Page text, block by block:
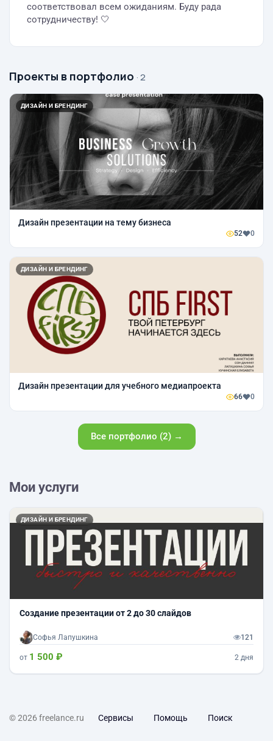
соответствовал всем ожиданиям. Буду рада
сотрудничеству! 🤍
Проекты в портфолио · 2
ДИЗАЙН И БРЕНДИНГ
Дизайн презентации на тему бизнеса
52 0
ДИЗАЙН И БРЕНДИНГ
Дизайн презентации для учебного медиапроекта
66 0
Все портфолио (2) →
Мои услуги
ДИЗАЙН И БРЕНДИНГ
Создание презентации от 2 до 30 слайдов
Софья Лапушкина 121
от 1 500 ₽ 2 дня
© 2026 freelance.ru Сервисы Помощь Поиск